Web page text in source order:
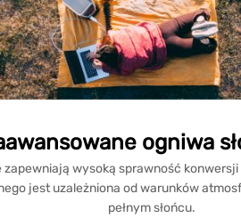
ogniwa
wysoką sprawność
jest uzależniona od warunków
pełnym słońcu.